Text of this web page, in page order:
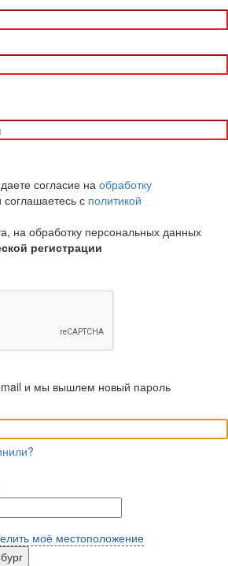
согласие на обработку
соглашаетесь с политикой
на обработку персональных данных
регистрации
и мы вышлем новый пароль
моё местоположение